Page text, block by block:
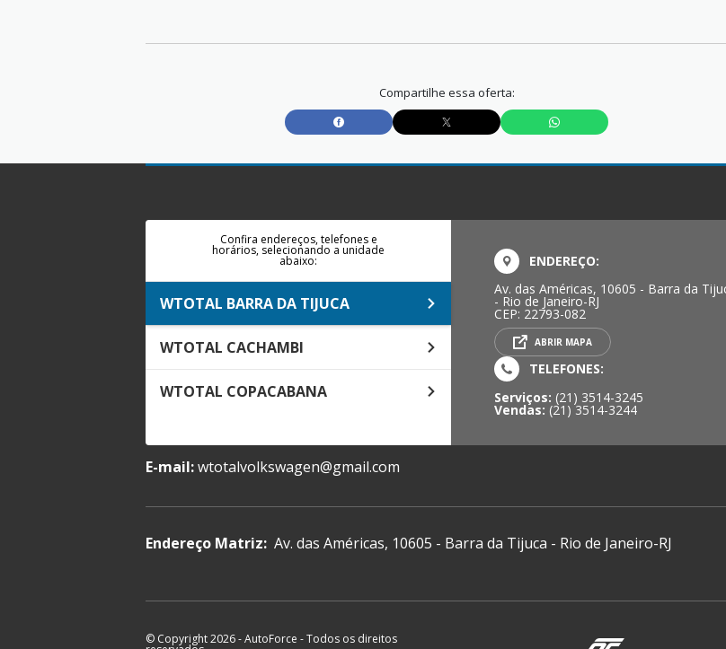
Compartilhe essa oferta:
Confira endereços, telefones e
horários, selecionando a unidade
abaixo:
WTOTAL BARRA DA TIJUCA
WTOTAL CACHAMBI
WTOTAL COPACABANA
ENDEREÇO:
Av. das Américas, 10605 - Barra da
- Rio de Janeiro-RJ
CEP: 22793-082
ABRIR MAPA
TELEFONES:
Serviços: (21) 3514-3245
Vendas: (21) 3514-3244
E-mail:wtotalvolkswagen@gmail.com
Endereço Matriz: Av. das Américas, 10605 - Barra da Tijuca - Rio de Janeiro-RJ
© Copyright 2026-AutoForce - Todos os direitos